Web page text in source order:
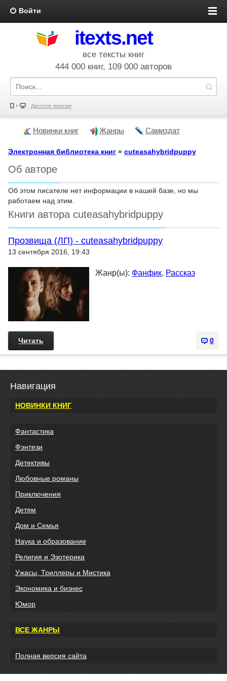
Войти
itexts.net
все тексты книг
444 000 книг, 109 000 авторов
Десктоп версия
Новинки книг Жанры Самиздат
Электронная библиотека книг » cuteasahybridpuppy
Об авторе
Об этом писателе нет информации в нашей базе, но мы
работаем над этим.
Книги автора cuteasahybridpuppy
Прозвища (ЛП) - cuteasahybridpuppy
13 сентября 2016, 19:43
Жанр(ы): Фанфик, Рассказ
0
Читать
Навигация
НОВИНКИ КНИГ
Фантастика
Фэнтези
Детективы
Любовные романы
Приключения
Детям
Дом и Семья
Наука и образование
Религия и Эзотерика
Ужасы, Триллеры и Мистика
Экономика и бизнес
Юмор
ВСЕ ЖАНРЫ
Полная версия сайта